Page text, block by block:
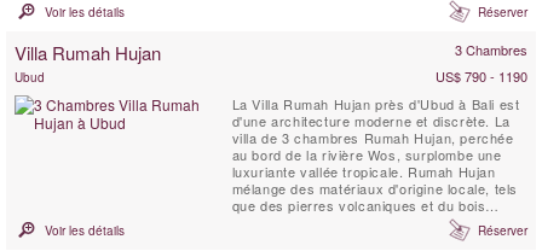
Voir les détails Réserver
Villa Rumah Hujan 3 Chambres
Ubud
US$ 790 - 1190
La Villa Rumah Hujan près d'Ubud à Bali est
d'une architecture moderne et discrète. La
villa de 3 chambres Rumah Hujan, perchée
au bord de la rivière Wos, surplombe une
luxuriante vallée tropicale. Rumah Hujan
mélange des matériaux d'origine locale, tels
que des pierres volcaniques et du bois
récupéré pour s'asseoir harmonieusement
dans l'environnement qui l'entoure. Plat et
Voir les détails Réserver